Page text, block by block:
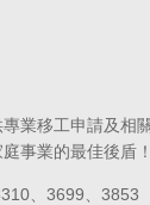
業移工申請及相
事業的最佳後盾！
、3699、3853